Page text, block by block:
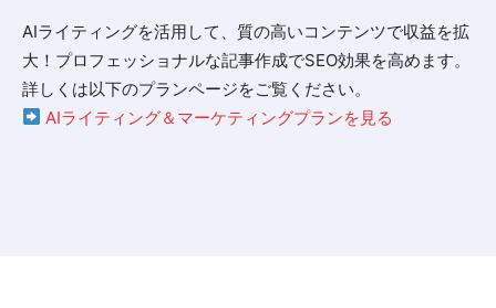
AIライティングを活用して、質の高いコンテンツで収益を拡
大！プロフェッショナルな記事作成でSEO効果を高めます。
詳しくは以下のプランページをご覧ください。
AIライティング＆マーケティングプランを見る